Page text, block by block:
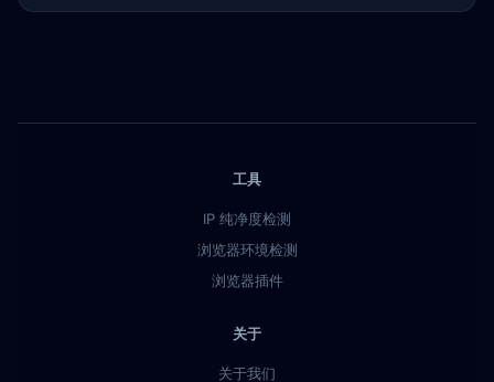
工具
IP 纯净度检测
浏览器环境检测
浏览器插件
关于
关于我们